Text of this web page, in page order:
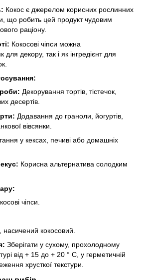
Кокос є джерелом корисних рослинних
що робить цей продукт чудовим
раціону.
Кокосові чіпси можна
для декору, так і як інгредієнт для
Декорування тортів, тістечок,
десертів.
Додавання до граноли, йогуртів,
вівсянки.
у кексах, печиві або домашніх
Корисна альтернатива солодким
чіпси.
кокосовий.
Зберігати у сухому, прохолодному
від + 15 до + 20 ° C, у герметичній
хрусткої текстури.